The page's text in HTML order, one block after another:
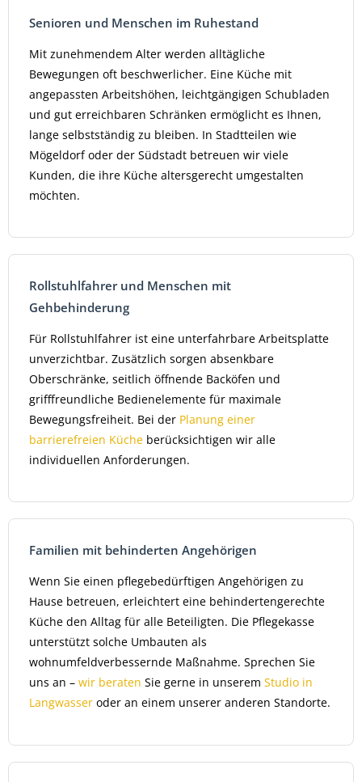
Senioren und Menschen im Ruhestand
Mit zunehmendem Alter werden alltägliche
Bewegungen oft beschwerlicher. Eine Küche mit
angepassten Arbeitshöhen, leichtgängigen Schubladen
und gut erreichbaren Schränken ermöglicht es Ihnen,
lange selbstständig zu bleiben. In Stadtteilen wie
Mögeldorf oder der Südstadt betreuen wir viele
Kunden, die ihre Küche altersgerecht umgestalten
möchten.
Rollstuhlfahrer und Menschen mit
Gehbehinderung
Für Rollstuhlfahrer ist eine unterfahrbare Arbeitsplatte
unverzichtbar. Zusätzlich sorgen absenkbare
Oberschränke, seitlich öffnende Backöfen und
grifffreundliche Bedienelemente für maximale
Bewegungsfreiheit. Bei der Planung einer
barrierefreien Küche berücksichtigen wir alle
individuellen Anforderungen.
Familien mit behinderten Angehörigen
Wenn Sie einen pflegebedürftigen Angehörigen zu
Hause betreuen, erleichtert eine behindertengerechte
Küche den Alltag für alle Beteiligten. Die Pflegekasse
unterstützt solche Umbauten als
wohnumfeldverbessernde Maßnahme. Sprechen Sie
uns an – wir beraten Sie gerne in unserem Studio in
Langwasser oder an einem unserer anderen Standorte.